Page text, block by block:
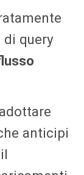
di query
anticipi